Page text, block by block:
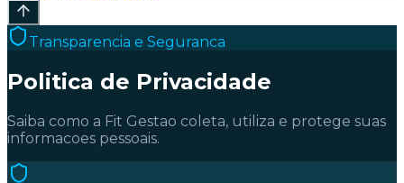
Transparencia e Seguranca
Politica de Privacidade
Saiba como a Fit Gestao coleta, utiliza e protege suas
informacoes pessoais.